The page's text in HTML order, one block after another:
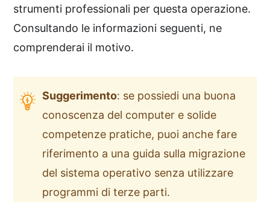
strumenti professionali per questa operazione.
Consultando le informazioni seguenti, ne
comprenderai il motivo.
Suggerimento: se possiedi una buona
conoscenza del computer e solide
competenze pratiche, puoi anche fare
riferimento a una guida sulla migrazione
del sistema operativo senza utilizzare
programmi di terze parti.